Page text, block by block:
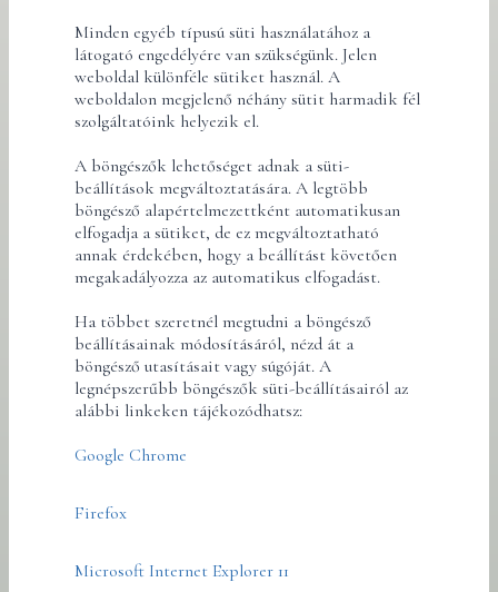
Minden egyéb típusú süti használatához a
látogató engedélyére van szükségünk. Jelen
weboldal különféle sütiket használ. A
weboldalon megjelenő néhány sütit harmadik fél
szolgáltatóink helyezik el.
A böngészők lehetőséget adnak a süti-
beállítások megváltoztatására. A legtöbb
böngésző alapértelmezettként automatikusan
elfogadja a sütiket, de ez megváltoztatható
annak érdekében, hogy a beállítást követően
megakadályozza az automatikus elfogadást.
Ha többet szeretnél megtudni a böngésző
beállításainak módosításáról, nézd át a
böngésző utasításait vagy súgóját. A
legnépszerűbb böngészők süti-beállításairól az
alábbi linkeken tájékozódhatsz:
Google Chrome
Firefox
Microsoft Internet Explorer 11